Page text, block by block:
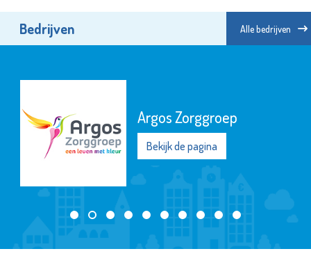
Bedrijven Alle bedrijven
Argos Zorggroep
Bekijk de pagina